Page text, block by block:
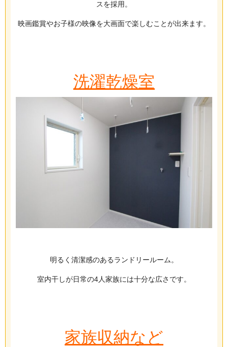
スを採用。
映画鑑賞やお子様の映像を大画面で楽しむことが出来ます。
洗濯乾燥室
明るく清潔感のあるランドリールーム。
室内干しが日常の4人家族には十分な広さです。
家族収納など